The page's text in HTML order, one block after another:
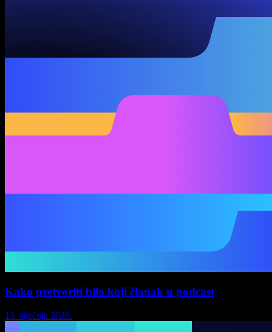
Kako pretvoriti bilo koji članak u podcast
13. siječnja 2026.